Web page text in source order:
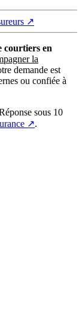
↗
courtiers en
la
demande est
ou confiée à
sous 10
↗.